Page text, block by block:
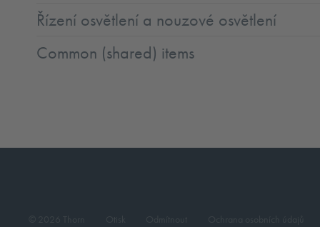
Řízení osvětlení a nouzové osvětlení
Common (shared) items